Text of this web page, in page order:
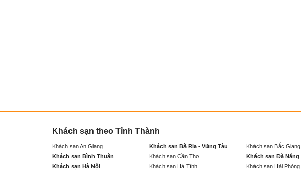
Khách sạn theo Tỉnh Thành
Khách sạn An Giang Khách sạn Bà Rịa - Vũng Tàu Khách sạn Bắc Giang
Khách sạn Bình Thuận
Khách sạn Cần Thơ Khách sạn Đà Nẵng
Khách sạn Hà Nội
Khách sạn Hà Tĩnh Khách sạn Hải Phòng